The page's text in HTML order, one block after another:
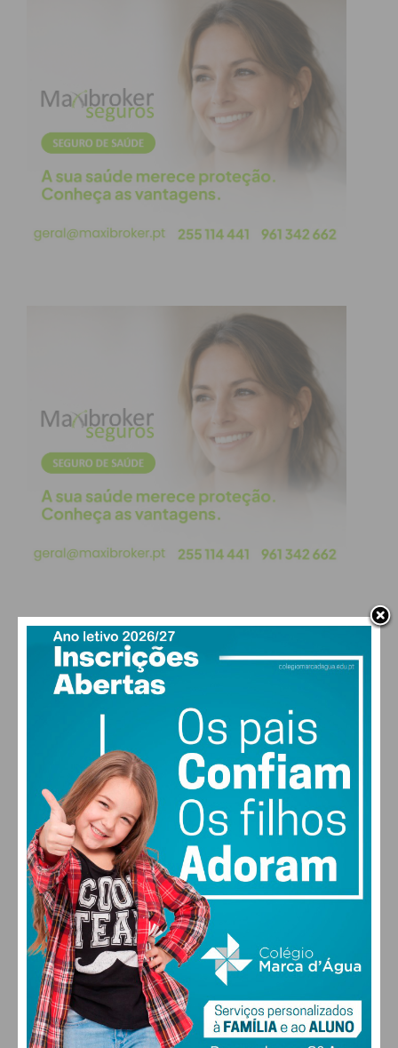
condições
PAÇOS DE FERREIRA
17°
vento: 1m/s E
MAX 17 • MIN 17
30°
SEX
28
SÁB
27°
DOM
29
SEG
FARMACIAS DE SERVIÇO EM PAÇOS DE